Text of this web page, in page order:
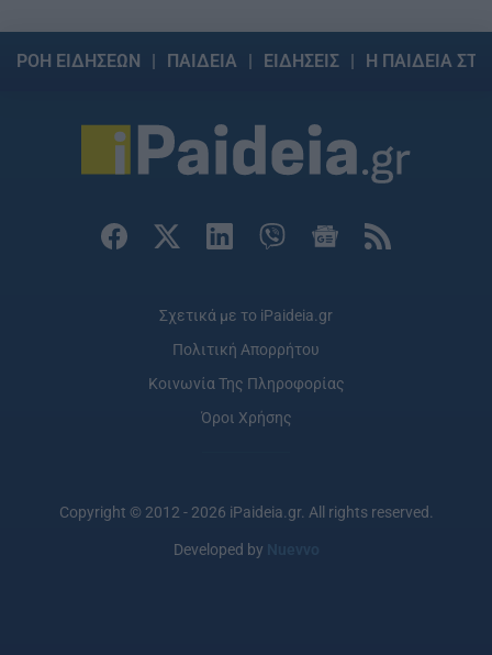
ΡΟΗ ΕΙΔΗΣΕΩΝ ΠΑΙΔΕΙΑ ΕΙΔΗΣΕΙΣ Η ΠΑΙΔΕΙΑ
Σχετικά με το iPaideia.gr
Πολιτική Απορρήτου
Κοινωνία Της Πληροφορίας
Όροι Χρήσης
Copyright © 2012 - 2026 iPaideia.gr. All rights reserved.
Developed by